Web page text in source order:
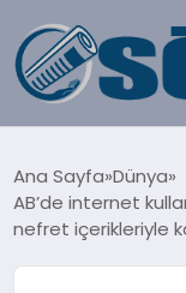
SPOR
Ana Sayfa Dünya
AB’de internet
nefret içerikleriyle